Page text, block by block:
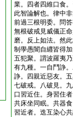
業。四者四維口食
此智論解也。律中
前過三根明委。問
無根破戒見威儀正
磨。反上如法。然
制學愚闇自纒皆得
五犯聚。謂波羅夷
有九種。一自鬥諍
諍。四親近惡友。
七破戒。八破見。
口習近住。身習住
共床坐同眠。共器
習近者。迭互染心